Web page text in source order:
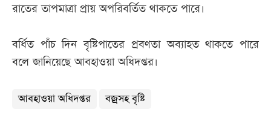
রাতের তাপমাত্রা প্রায় অপরিবর্তিত থাকতে পারে।
বর্ধিত পাঁচ দিন বৃষ্টিপাতের প্রবণতা অব্যাহত থাকতে পারে
বলে জানিয়েছে আবহাওয়া অধিদপ্তর।
আবহাওয়া অধিদপ্তর বজ্রসহ বৃষ্টি